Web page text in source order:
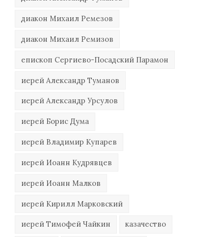
диакон Михаил Ремезов
диакон Михаил Ремизов
епископ Сергиево-Посадский Парамон
иерей Александр Туманов
иерей Александр Урсулов
иерей Борис Дума
иерей Владимир Купарев
иерей Иоанн Кудрявцев
иерей Иоанн Малков
иерей Кирилл Марковский
иерей Тимофей Чайкин казачество